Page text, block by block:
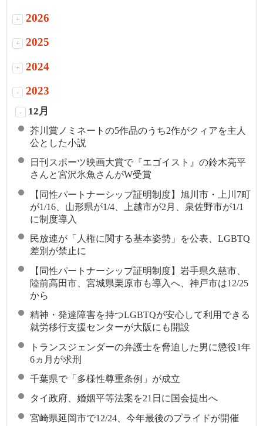
+ 2026
+ 2025
+ 2024
- 2023
- 12月
芥川賞ノミネートの5作品のうち2作がクィアを主人
公とした小説
日刊スポーツ映画大賞で『エゴイスト』の鈴木亮平
さんと宮沢氷魚さんがW受賞
【同性パートナーシップ証明制度】旭川市・上川7町
が1/16、山形県が1/4、上越市が2月、泉佐野市が1/1
に制度導入
民放連が「人権に関する基本姿勢」を公表、LGBTQ
差別が禁止に
【同性パートナーシップ証明制度】岩手県久慈市、
陸前高田市、宮城県栗原市も導入へ、神戸市は12/25
から
精神・発達障害を持つLGBTQが安心して利用できる
就労移行支援センターが大阪にも開設
トランスジェンダーの弁護士を脅迫した男に懲役1年
6ヵ月が求刑
千葉県で「多様性尊重条例」が成立
タイ政府、婚姻平等法案を21日に国会提出へ
宮崎県延岡市で12/24、今年最後のプライドが開催